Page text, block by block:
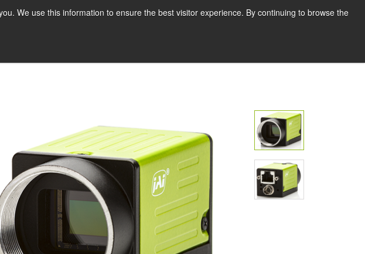
We use this information to ensure the best visitor experience. By continuing to browse the
인쇄 지원 및 소프트웨어 한국어